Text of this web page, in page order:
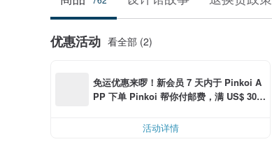
优惠活动 看全部 (2)
免运优惠来啰！新会员 7 天内于 Pinkoi A
PP 下单 Pinkoi 帮你付邮费，满 US$ 30.0
活动详情